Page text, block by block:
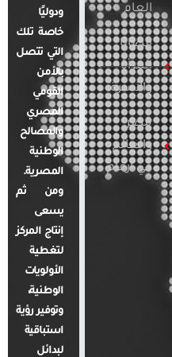
العام
قضايا
المرأة
والأسرة
مصر
والعالم
في أرقام
ودوليًا
خاصة تلك
التي تتصل
بالأمن
القومي
المصري
والمصالح
الوطنية
المصرية.
ومن ثم
يسعى
إنتاج المركز
لتغطية
الأولويات
الوطنية،
وتوفير رؤية
استباقية
لبدائل